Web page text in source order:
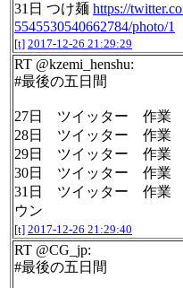
31日 つけ麺 https://
5545530540662784/photo/1
[t] 2017-12-26 21:29:29
RT @kzemi_henshu:
#最後の五日間
27日 ツイッター 作業
28日 ツイッター 作業
29日 ツイッター 作業
30日 ツイッター 作業
31日 ツイッター 作業
ウン
[t] 2017-12-26 21:29:40
RT @CG_jp:
#最後の五日間